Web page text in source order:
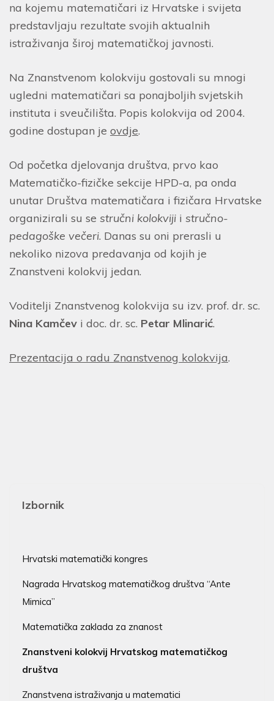
na kojemu matematičari iz Hrvatske i svijeta
predstavljaju rezultate svojih aktualnih
istraživanja široj matematičkoj javnosti.
Na Znanstvenom kolokviju gostovali su mnogi
ugledni matematičari sa ponajboljih svjetskih
instituta i sveučilišta. Popis kolokvija od 2004.
godine dostupan je ovdje.
Od početka djelovanja društva, prvo kao
Matematičko-fizičke sekcije HPD-a, pa onda
unutar Društva matematičara i fizičara Hrvatske
organizirali su se stručni kolokviji i stručno-
pedagoške večeri. Danas su oni prerasli u
nekoliko nizova predavanja od kojih je
Znanstveni kolokvij jedan.
Voditelji Znanstvenog kolokvija su izv. prof. dr. sc.
Nina Kamčev i doc. dr. sc. Petar Mlinarić.
Prezentacija o radu Znanstvenog kolokvija.
Izbornik
Hrvatski matematički kongres
Nagrada Hrvatskog matematičkog društva “Ante
Mimica”
Matematička zaklada za znanost
Znanstveni kolokvij Hrvatskog matematičkog
društva
Znanstvena istraživanja u matematici